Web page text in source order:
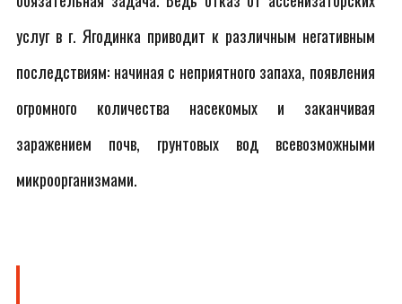
услуг в г. Ягодинка приводит к различным негативным
последствиям: начиная с неприятного запаха, появления
огромного количества насекомых и заканчивая
заражением почв, грунтовых вод всевозможными
микроорганизмами.